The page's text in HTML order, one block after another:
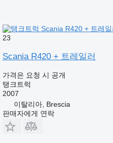
23
Scania R420 + 트레일러
가격은 요청 시 공개
탱크트럭
2007
이탈리아, Brescia
판매자에게 연락